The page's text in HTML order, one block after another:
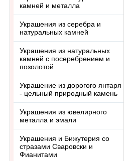
камней и металла
Украшения из серебра и
натуральных камней
Украшения из натуральных
камней с посеребрением и
позолотой
Украшение из дорогого янтаря
- цельный природный камень
Украшения из ювелирного
металла и эмали
Украшения и Бижутерия со
стразами Сваровски и
Фианитами